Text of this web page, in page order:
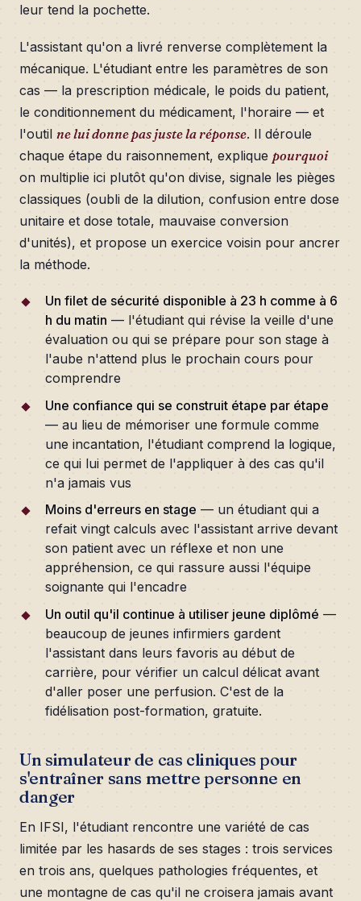
leur tend la pochette.
L'assistant qu'on a livré renverse complètement la
mécanique. L'étudiant entre les paramètres de son
cas — la prescription médicale, le poids du patient,
le conditionnement du médicament, l'horaire — et
l'outil ne lui donne pas juste la réponse. Il déroule
chaque étape du raisonnement, explique pourquoi
on multiplie ici plutôt qu'on divise, signale les pièges
classiques (oubli de la dilution, confusion entre dose
unitaire et dose totale, mauvaise conversion
d'unités), et propose un exercice voisin pour ancrer
la méthode.
Un filet de sécurité disponible à 23 h comme à 6
h du matin — l'étudiant qui révise la veille d'une
évaluation ou qui se prépare pour son stage à
l'aube n'attend plus le prochain cours pour
comprendre
Une confiance qui se construit étape par étape
— au lieu de mémoriser une formule comme
une incantation, l'étudiant comprend la logique,
ce qui lui permet de l'appliquer à des cas qu'il
n'a jamais vus
Moins d'erreurs en stage — un étudiant qui a
refait vingt calculs avec l'assistant arrive devant
son patient avec un réflexe et non une
appréhension, ce qui rassure aussi l'équipe
soignante qui l'encadre
Un outil qu'il continue à utiliser jeune diplômé —
beaucoup de jeunes infirmiers gardent
l'assistant dans leurs favoris au début de
carrière, pour vérifier un calcul délicat avant
d'aller poser une perfusion. C'est de la
fidélisation post-formation, gratuite.
Un simulateur de cas cliniques pour
s'entraîner sans mettre personne en
danger
En IFSI, l'étudiant rencontre une variété de cas
limitée par les hasards de ses stages : trois services
en trois ans, quelques pathologies fréquentes, et
une montagne de cas qu'il ne croisera jamais avant